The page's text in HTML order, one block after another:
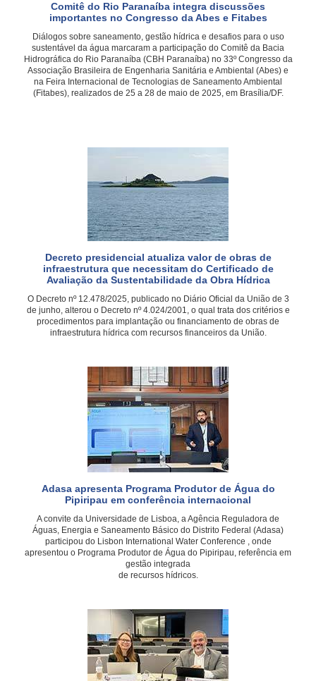
Comitê do Rio Paranaíba integra discussões
importantes no Congresso da Abes e Fitabes
Diálogos sobre saneamento, gestão hídrica e desafios para o uso
sustentável da água marcaram a participação do Comitê da Bacia
Hidrográfica do Rio Paranaíba (CBH Paranaíba) no 33º Congresso da
Associação Brasileira de Engenharia Sanitária e Ambiental (Abes) e
na Feira Internacional de Tecnologias de Saneamento Ambiental
(Fitabes), realizados de 25 a 28 de maio de 2025, em Brasília/DF.
Decreto presidencial atualiza valor de obras de
infraestrutura que necessitam do Certificado de
Avaliação da Sustentabilidade da Obra Hídrica
O Decreto nº 12.478/2025, publicado no Diário Oficial da União de 3
de junho, alterou o Decreto nº 4.024/2001, o qual trata dos critérios e
procedimentos para implantação ou financiamento de obras de
infraestrutura hídrica com recursos financeiros da União.
Adasa apresenta Programa Produtor de Água do
Pipiripau em conferência internacional
A convite da Universidade de Lisboa, a Agência Reguladora de
Águas, Energia e Saneamento Básico do Distrito Federal (Adasa)
participou do Lisbon International Water Conference , onde
apresentou o Programa Produtor de Água do Pipiripau, referência em
gestão integrada
de recursos hídricos.